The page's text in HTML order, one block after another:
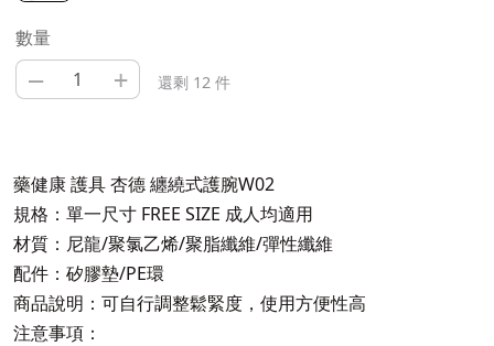
數量
– + 還剩 12 件
藥健康 護具 杏德 纏繞式護腕W02
規格：單一尺寸 FREE SIZE 成人均適用
材質：尼龍/聚氯乙烯/聚脂纖維/彈性纖維
配件：矽膠墊/PE環
商品說明：可自行調整鬆緊度，使用方便性高
注意事項：